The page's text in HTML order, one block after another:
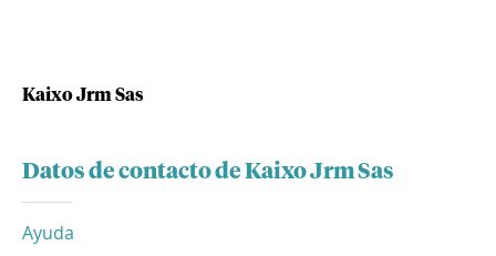
Kaixo Jrm Sas
Datos de contacto de Kaixo Jrm Sas
Ayuda